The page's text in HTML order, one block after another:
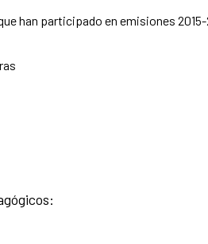
han participado en emisiones 2015-